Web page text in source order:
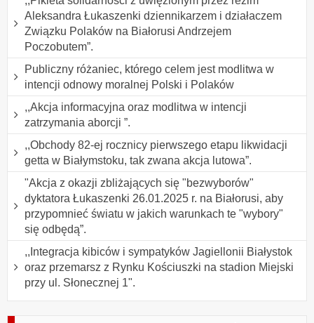
Aleksandra Łukaszenki dziennikarzem i działaczem
Związku Polaków na Białorusi Andrzejem
Poczobutem”.
Publiczny różaniec, którego celem jest modlitwa w
intencji odnowy moralnej Polski i Polaków
,,Akcja informacyjna oraz modlitwa w intencji
zatrzymania aborcji ”.
,,Obchody 82-ej rocznicy pierwszego etapu likwidacji
getta w Białymstoku, tak zwana akcja lutowa”.
"Akcja z okazji zbliżających się "bezwyborów"
dyktatora Łukaszenki 26.01.2025 r. na Białorusi, aby
przypomnieć światu w jakich warunkach te "wybory"
się odbędą”.
,,Integracja kibiców i sympatyków Jagiellonii Białystok
oraz przemarsz z Rynku Kościuszki na stadion Miejski
przy ul. Słonecznej 1".